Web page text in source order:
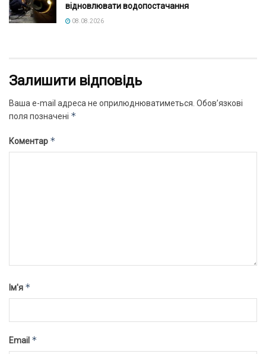
відновлювати водопостачання
08.08.2026
Залишити відповідь
Ваша e-mail адреса не оприлюднюватиметься. Обов’язкові
поля позначені *
Коментар *
Ім'я *
Email *